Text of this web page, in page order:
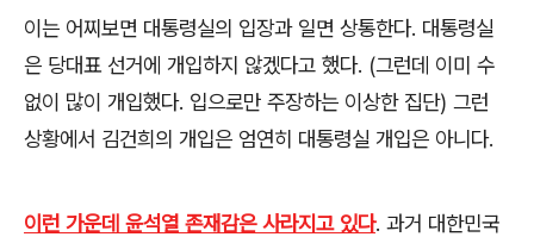
이는 어찌보면 대통령실의 입장과 일면 상통한다. 대통령실
은 당대표 선거에 개입하지 않겠다고 했다. (그런데 이미 수
없이 많이 개입했다. 입으로만 주장하는 이상한 집단) 그런
상황에서 김건희의 개입은 엄연히 대통령실 개입은 아니다.
이런 가운데 윤석열 존재감은 사라지고 있다. 과거 대한민국